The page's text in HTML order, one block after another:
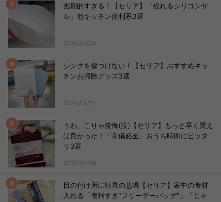
画期的すぎる！【セリア】「絞れるシリコンザ
ル」他キッチン便利系3選
2026/04/10
シンクを傷つけない！【セリア】おすすめキッ
チンお掃除グッズ3選
2024/01/21
うわ、こりゃ後悔(泣)【セリア】もっと早く買え
ば良かった！「常備必至」おうち時間にピッタ
リ3選
2022/04/28
目の付け所に歓喜の悲鳴【セリア】家中の食材
入れる「便利すぎ"フリーザーバッグ"」「じゃ